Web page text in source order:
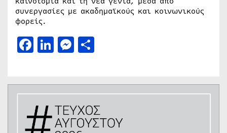
συνεργασίες με ακαδημαϊκούς και κοινωνικούς
φορείς.
Facebook
LinkedIn
Messenger